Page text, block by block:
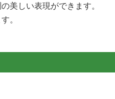
美しい表現ができます。
。